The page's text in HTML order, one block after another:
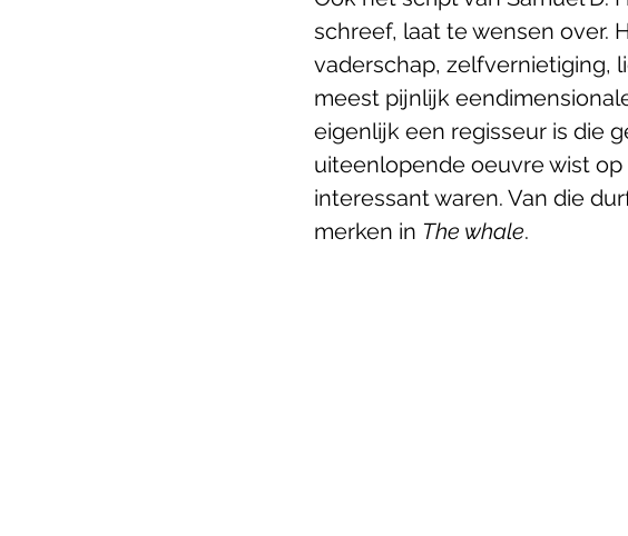
schreef, laat te wensen over.
vaderschap, zelfvernietiging,
meest pijnlijk
eigenlijk een regisseur is die
uiteenlopende oeuvre wist
interessant waren. Van die
merken in The whale.